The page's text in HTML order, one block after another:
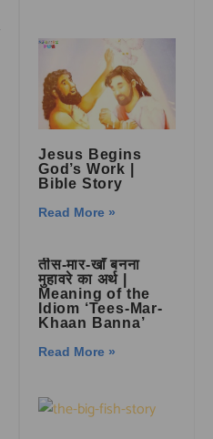
Jesus Begins
God’s Work |
Bible Story
Read More »
तीस-मार-खाँ बनना
मुहावरे का अर्थ |
Meaning of the
Idiom ‘Tees-Mar-
Khaan Banna’
Read More »